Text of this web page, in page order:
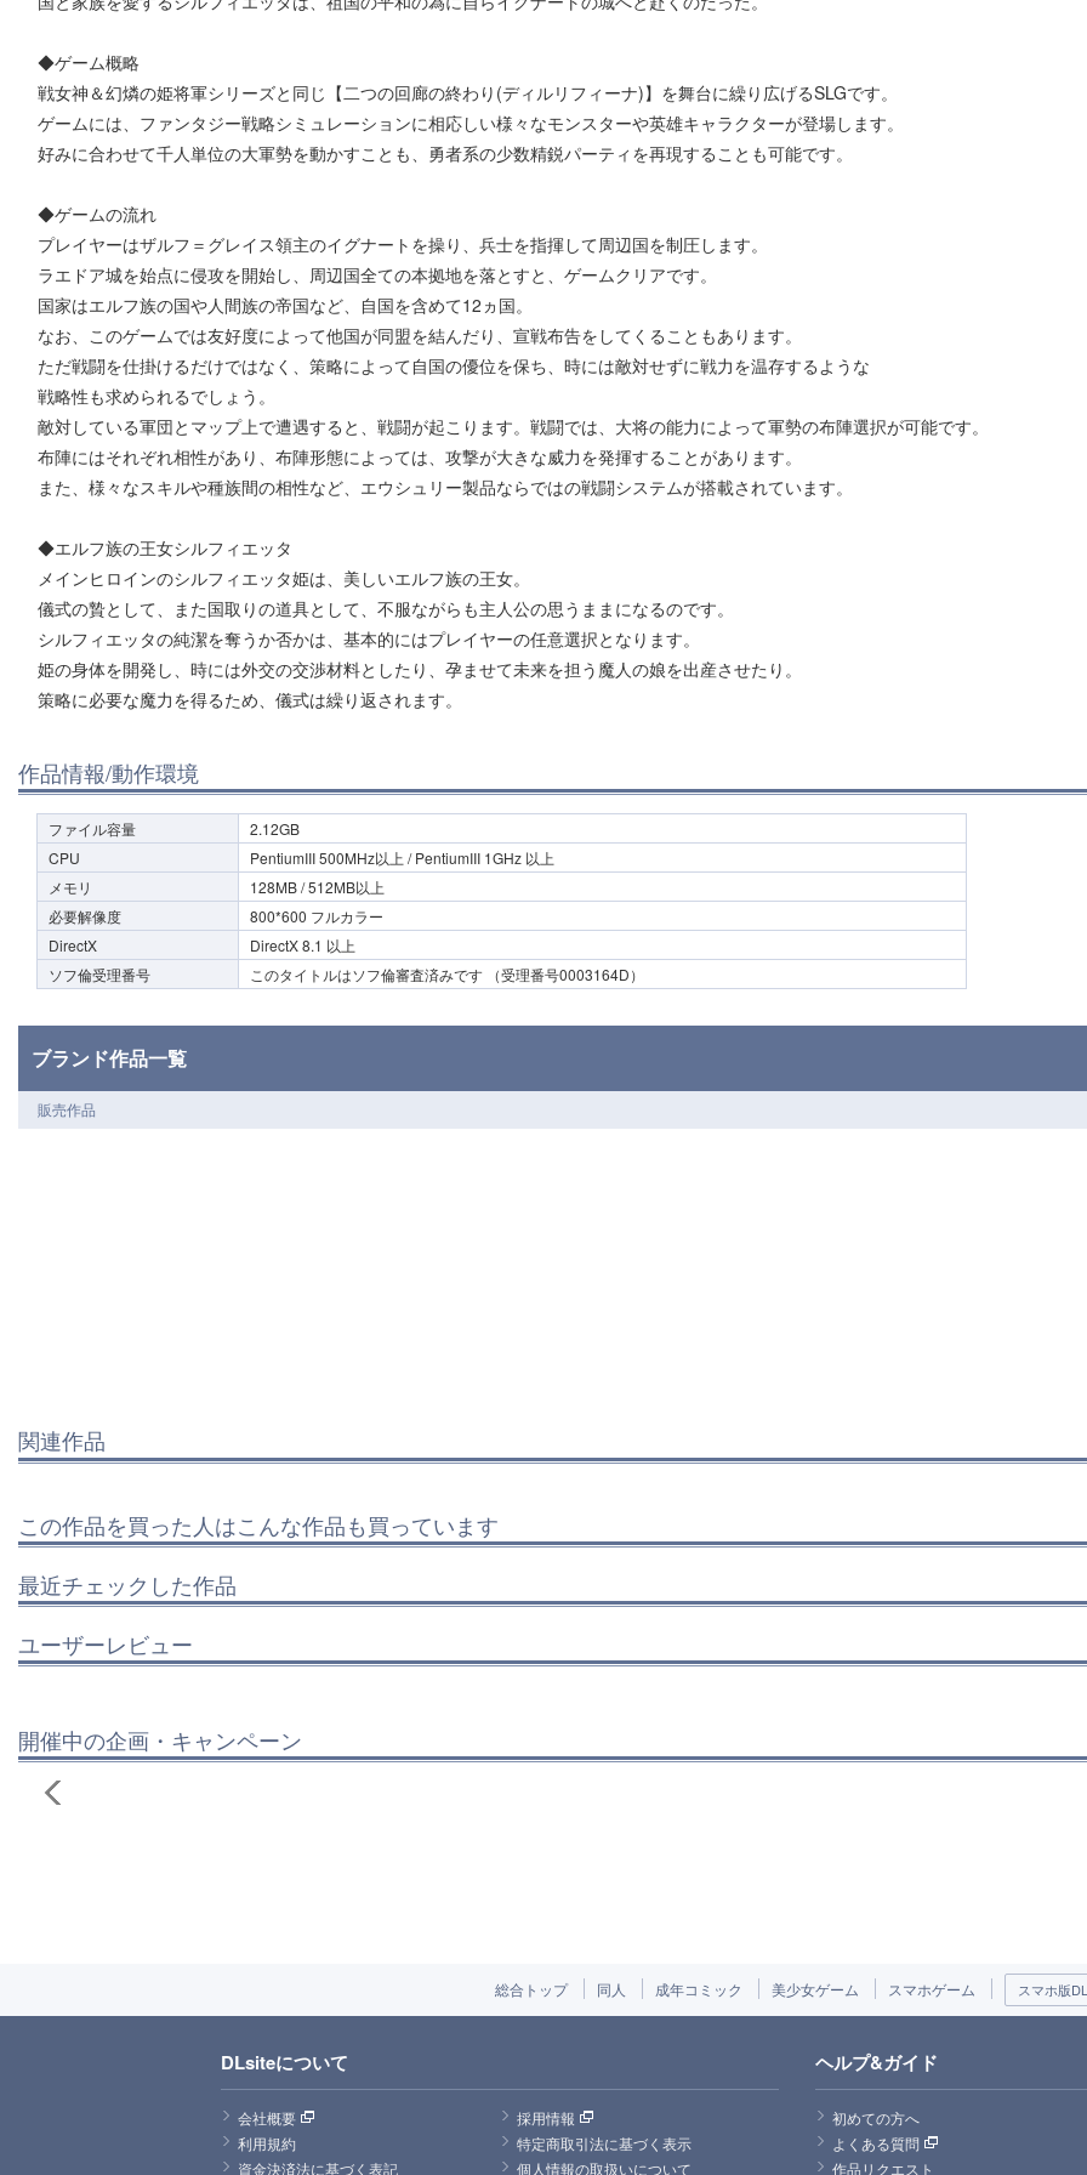
◆ゲーム概略
戦女神＆幻燐の姫将軍シリーズと同じ【二つの回廊の終わり(ディルリフィーナ)】を舞台に繰り広げるSLGです。
ゲームには、ファンタジー戦略シミュレーションに相応しい様々なモンスターや英雄キャラクターが登場します。
好みに合わせて千人単位の大軍勢を動かすことも、勇者系の少数精鋭パーティを再現することも可能です。
◆ゲームの流れ
プレイヤーはザルフ＝グレイス領主のイグナートを操り、兵士を指揮して周辺国を制圧します。
ラエドア城を始点に侵攻を開始し、周辺国全ての本拠地を落とすと、ゲームクリアです。
国家はエルフ族の国や人間族の帝国など、自国を含めて12ヵ国。
なお、このゲームでは友好度によって他国が同盟を結んだり、宣戦布告をしてくることもあります。
ただ戦闘を仕掛けるだけではなく、策略によって自国の優位を保ち、時には敵対せずに戦力を温存するような
戦略性も求められるでしょう。
敵対している軍団とマップ上で遭遇すると、戦闘が起こります。戦闘では、大将の能力によって軍勢の布陣選択が可能です。
布陣にはそれぞれ相性があり、布陣形態によっては、攻撃が大きな威力を発揮することがあります。
また、様々なスキルや種族間の相性など、エウシュリー製品ならではの戦闘システムが搭載されています。
◆エルフ族の王女シルフィエッタ
メインヒロインのシルフィエッタ姫は、美しいエルフ族の王女。
儀式の贄として、また国取りの道具として、不服ながらも主人公の思うままになるのです。
シルフィエッタの純潔を奪うか否かは、基本的にはプレイヤーの任意選択となります。
姫の身体を開発し、時には外交の交渉材料としたり、孕ませて未来を担う魔人の娘を出産させたり。
策略に必要な魔力を得るため、儀式は繰り返されます。
作品情報/動作環境
ファイル容量
2.12GB
CPU
PentiumIII 500MHz以上 / PentiumIII 1GHz 以上
メモリ
128MB / 512MB以上
必要解像度
800*600 フルカラー
DirectX
DirectX 8.1 以上
ソフ倫受理番号
このタイトルはソフ倫審査済みです （受理番号0003164D）
ブランド作品一覧
販売作品
関連作品
この作品を買った人はこんな作品も買っています
最近チェックした作品
ユーザーレビュー
開催中の企画・キャンペーン
総合トップ 同人 成年コミック 美少女ゲーム スマホゲーム スマホ版
DLsiteについて
会社概要
採用情報
利用規約
特定商取引法に基づく表示
資金決済法に基づく表記
個人情報の取扱いについて
ヘルプ&ガイド
初めての方へ
よくある質問
作品リクエスト